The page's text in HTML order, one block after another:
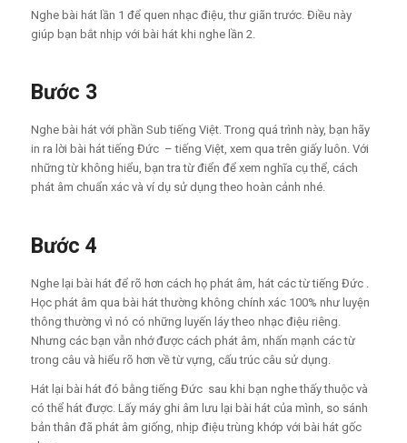
Nghe bài hát lần 1 để quen nhạc điệu, thư giãn trước. Điều này
giúp bạn bắt nhịp với bài hát khi nghe lần 2.
Bước 3
Nghe bài hát với phần Sub tiếng Việt. Trong quá trình này, bạn hãy
in ra lời bài hát tiếng Đức – tiếng Việt, xem qua trên giấy luôn. Với
những từ không hiểu, bạn tra từ điển để xem nghĩa cụ thể, cách
phát âm chuẩn xác và ví dụ sử dụng theo hoàn cảnh nhé.
Bước 4
Nghe lại bài hát để rõ hơn cách họ phát âm, hát các từ tiếng Đức .
Học phát âm qua bài hát thường không chính xác 100% như luyện
thông thường vì nó có những luyến láy theo nhạc điệu riêng.
Nhưng các bạn vẫn nhớ được cách phát âm, nhấn mạnh các từ
trong câu và hiểu rõ hơn về từ vựng, cấu trúc câu sử dụng.
Hát lại bài hát đó bằng tiếng Đức sau khi bạn nghe thấy thuộc và
có thể hát được. Lấy máy ghi âm lưu lại bài hát của mình, so sánh
bản thân đã phát âm giống, nhịp điệu trùng khớp với bài hát gốc